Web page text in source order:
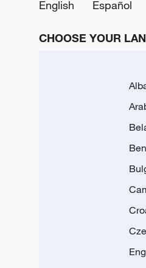
English
Español
CHOOSE YOUR